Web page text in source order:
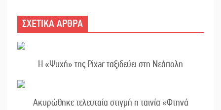
ΣΧΕΤΙΚΑ ΑΡΘΡΑ
Η «Ψυχή» της Pixar ταξιδεύει στη Νεάπολη
Ακυρώθηκε τελευταία στιγμή η ταινία «Φτηνά